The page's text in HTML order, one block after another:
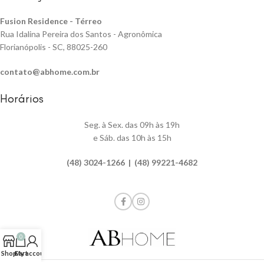
Fusion Residence - Térreo
Rua Idalina Pereira dos Santos - Agronômica
Florianópolis - SC, 88025-260
contato@abhome.com.br
Horários
Seg. à Sex. das 09h às 19h
e Sáb. das 10h às 15h
(48) 3024-1266 | (48) 99221-4682
Shop
0
Cart
My account